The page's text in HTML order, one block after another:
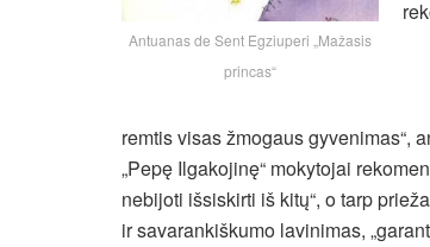
Antuanas de Sent Egziuperi „Mažasis
princas“
remtis visas žmogaus gyvenimas“,
„Pepę Ilgakojinę“ mokytojai
nebijoti išsiskirti iš kitų“, o tarp
ir savarankiškumo lavinimas,